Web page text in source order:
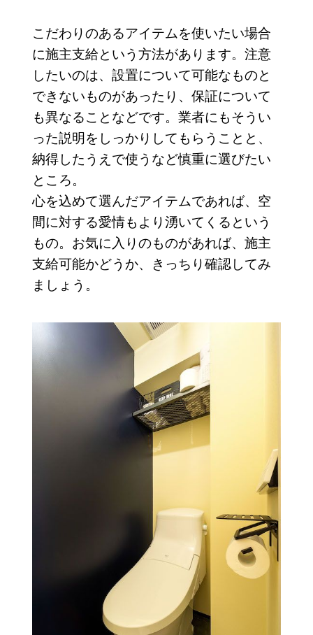
こだわりのあるアイテムを使いたい場合
に施主支給という方法があります。注意
したいのは、設置について可能なものと
できないものがあったり、保証について
も異なることなどです。業者にもそうい
った説明をしっかりしてもらうことと、
納得したうえで使うなど慎重に選びたい
ところ。
心を込めて選んだアイテムであれば、空
間に対する愛情もより湧いてくるという
もの。お気に入りのものがあれば、施主
支給可能かどうか、きっちり確認してみ
ましょう。